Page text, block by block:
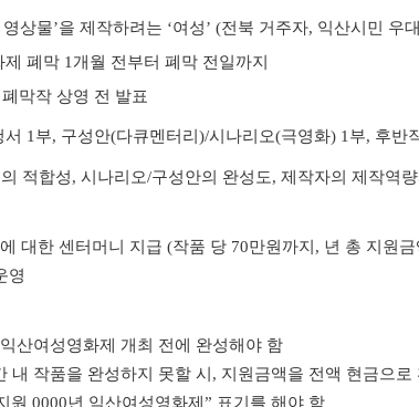
상물’을 제작하려는 ‘여성’ (전북 거주자, 익산시민 우
폐막 1개월 전부터 폐막 전일까지
막작 상영 전 발표
서 1부, 구성안(다큐멘터리)/시나리오(극영화) 1부, 후반
적합성, 시나리오/구성안의 완성도, 제작자의 제작역
대한 센터머니 지급 (작품 당 70만원까지, 년 총 지원
영
산여성영화제 개최 전에 완성해야 함
내 작품을 완성하지 못할 시, 지원금액을 전액 현금으로
원 0000년 익산여성영화제” 표기를 해야 함